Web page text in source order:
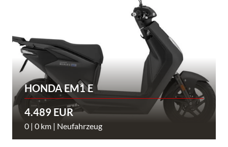
HONDA EM1 E
4.489 EUR
0 | 0 km | Neufahrzeug